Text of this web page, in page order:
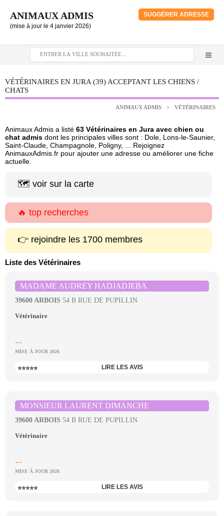
ANIMAUX ADMIS
(mise à jour le 4 janvier 2026)
SUGGÉRER ADRESSE
VÉTÉRINAIRES EN JURA (39) ACCEPTANT LES CHIENS /
CHATS
ANIMAUX ADMIS > VÉTÉRINAIRES
Animaux Admis a listé 63 Vétérinaires en Jura avec chien ou
chat admis dont les principales villes sont : Dole, Lons-le-Saunier,
Saint-Claude, Champagnole, Poligny, ... Rejoignez
AnimauxAdmis.fr pour ajouter une adresse ou améliorer une fiche
actuelle.
🗺️ voir sur la carte
🔥 top recherches
👉 rejoindre les 1700 membres
Liste des Vétérinaires
MADAME AUDREY HADJADJEBA
39600 ARBOIS 54 B RUE DE PUPILLIN
Vétérinaire
...
MISE À JOUR 2026
⭐⭐⭐⭐⭐ LIRE LES AVIS
MONSIEUR LAURENT DIMANCHE
39600 ARBOIS 54 B RUE DE PUPILLIN
Vétérinaire
...
MISE À JOUR 2026
⭐⭐⭐⭐⭐ LIRE LES AVIS